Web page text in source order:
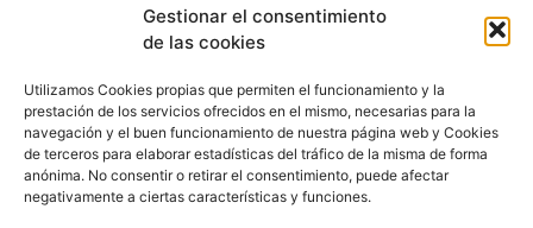
Gestionar el consentimiento
de las cookies
Utilizamos Cookies propias que permiten el funcionamiento y la
prestación de los servicios ofrecidos en el mismo, necesarias para la
navegación y el buen funcionamiento de nuestra página web y Cookies
de terceros para elaborar estadísticas del tráfico de la misma de forma
anónima. No consentir o retirar el consentimiento, puede afectar
negativamente a ciertas características y funciones.
Otras formas de ayudar
© 2020, Fundación Alba Pérez. All Rights Reserved